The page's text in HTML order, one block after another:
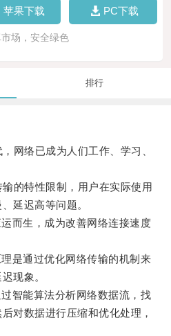
苹果下载 PC下载
场，安全绿色
排行
络已成为人们工作、学习、
特性限制，用户在实际使用
延迟高等问题。
生，成为改善网络连接速度
通过优化网络传输的机制来
现象。
能算法分析网络数据流，找
对数据进行压缩和优化处理，